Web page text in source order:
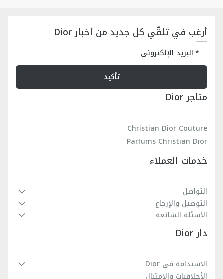
أرغب في تلقّي كل جديد من أخبار Dior
البريد الإلكتروني
تأكيد
متاجر Dior
Christian Dior Couture
Parfums Christian Dior
خدمات العملاء
التواصل
التوصيل والإرجاع
الأسئلة الشائعة
دار Dior
الاستدامة في Dior